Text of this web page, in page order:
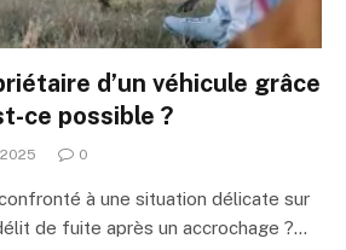
d’un véhicule grâce
ce possible ?
0
à une situation délicate sur
de fuite après un accrochage ?…